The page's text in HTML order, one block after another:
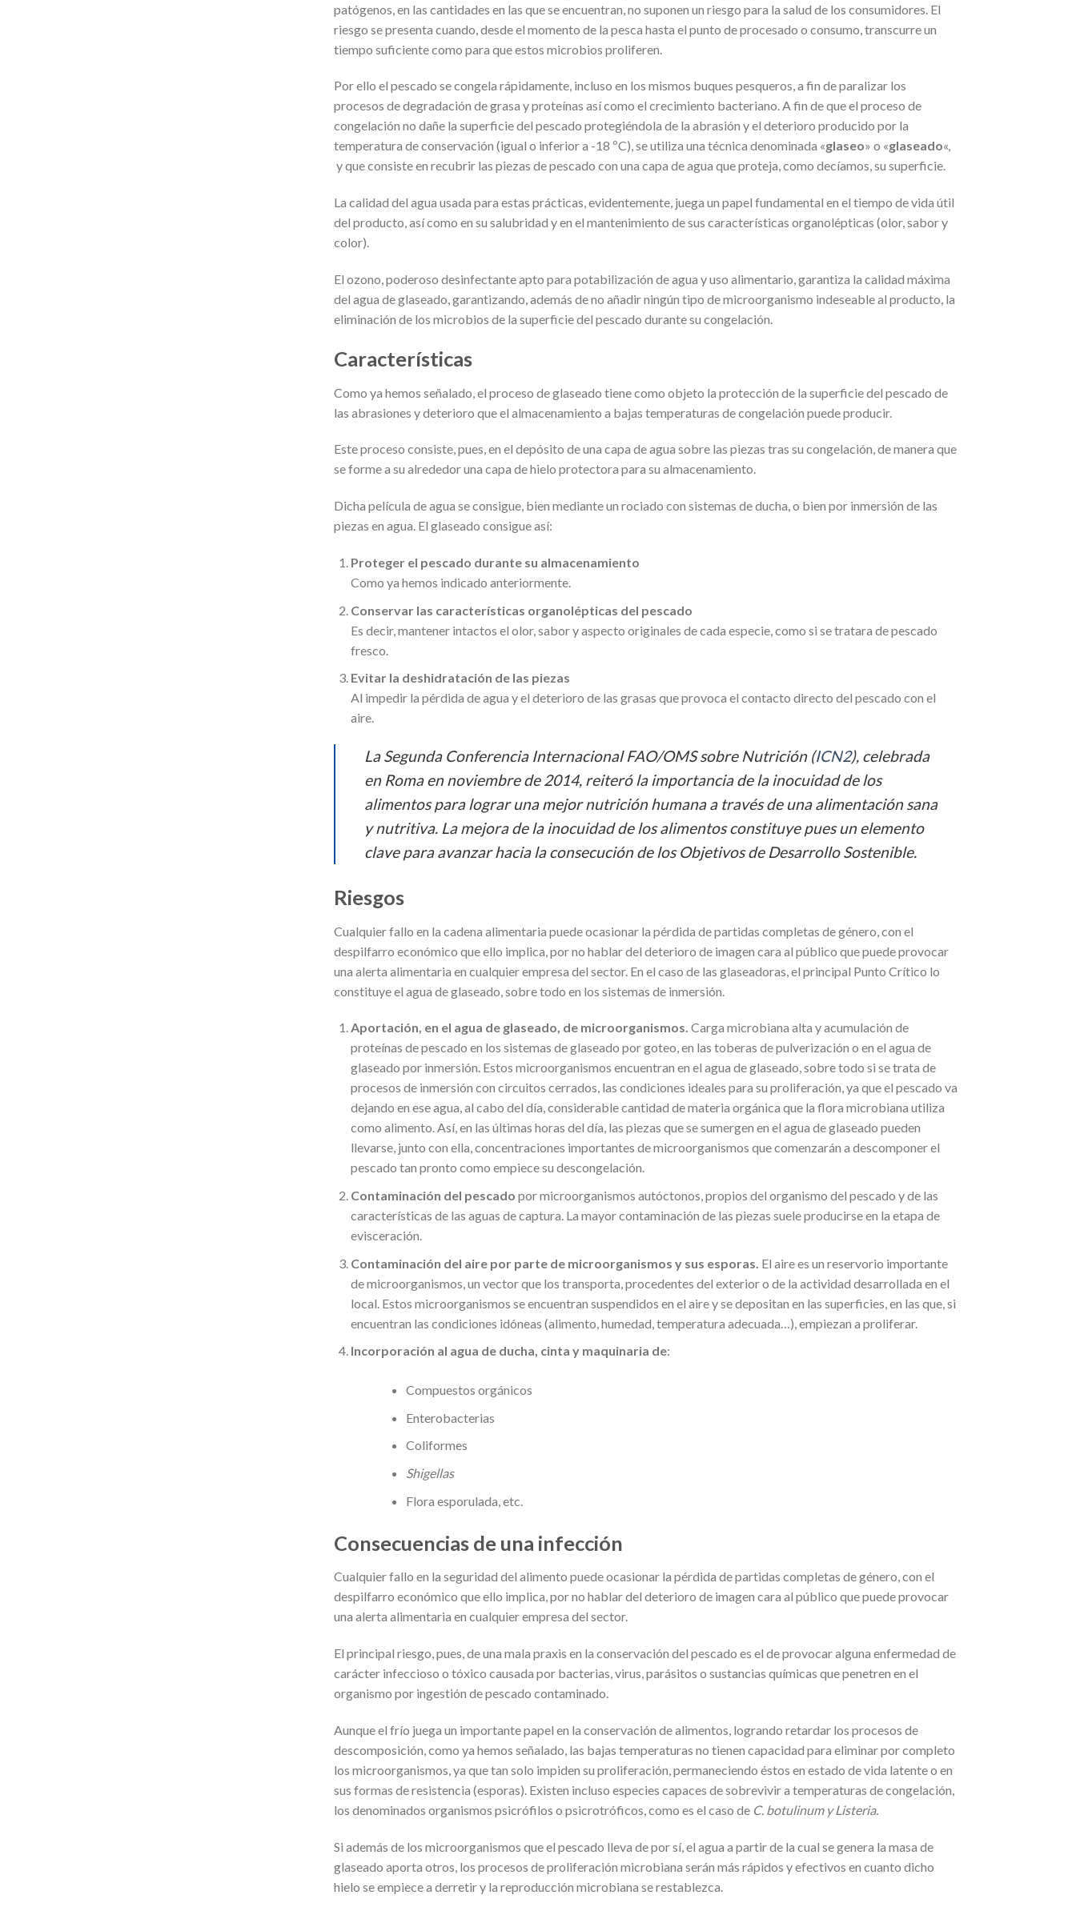
patógenos, en las cantidades en las que se encuentran, no suponen un riesgo para la salud de los consumidores. El
riesgo se presenta cuando, desde el momento de la pesca hasta el punto de procesado o consumo, transcurre un
tiempo suficiente como para que estos microbios proliferen.
Por ello el pescado se congela rápidamente, incluso en los mismos buques pesqueros, a fin de paralizar los
procesos de degradación de grasa y proteínas así como el crecimiento bacteriano. A fin de que el proceso de
congelación no dañe la superficie del pescado protegiéndola de la abrasión y el deterioro producido por la
temperatura de conservación (igual o inferior a -18 ºC), se utiliza una técnica denominada «glaseo» o «glaseado«,
y que consiste en recubrir las piezas de pescado con una capa de agua que proteja, como decíamos, su superficie.
La calidad del agua usada para estas prácticas, evidentemente, juega un papel fundamental en el tiempo de vida útil
del producto, así como en su salubridad y en el mantenimiento de sus características organolépticas (olor, sabor y
color).
El ozono, poderoso desinfectante apto para potabilización de agua y uso alimentario, garantiza la calidad máxima
del agua de glaseado, garantizando, además de no añadir ningún tipo de microorganismo indeseable al producto, la
eliminación de los microbios de la superficie del pescado durante su congelación.
Características
Como ya hemos señalado, el proceso de glaseado tiene como objeto la protección de la superficie del pescado de
las abrasiones y deterioro que el almacenamiento a bajas temperaturas de congelación puede producir.
Este proceso consiste, pues, en el depósito de una capa de agua sobre las piezas tras su congelación, de manera que
se forme a su alrededor una capa de hielo protectora para su almacenamiento.
Dicha película de agua se consigue, bien mediante un rociado con sistemas de ducha, o bien por inmersión de las
piezas en agua. El glaseado consigue así:
Proteger el pescado durante su almacenamiento
Como ya hemos indicado anteriormente.
Conservar las características organolépticas del pescado
Es decir, mantener intactos el olor, sabor y aspecto originales de cada especie, como si se tratara de pescado
fresco.
Evitar la deshidratación de las piezas
Al impedir la pérdida de agua y el deterioro de las grasas que provoca el contacto directo del pescado con el
aire.
La Segunda Conferencia Internacional FAO/OMS sobre Nutrición (ICN2), celebrada
en Roma en noviembre de 2014, reiteró la importancia de la inocuidad de los
alimentos para lograr una mejor nutrición humana a través de una alimentación sana
y nutritiva. La mejora de la inocuidad de los alimentos constituye pues un elemento
clave para avanzar hacia la consecución de los Objetivos de Desarrollo Sostenible.
Riesgos
Cualquier fallo en la cadena alimentaria puede ocasionar la pérdida de partidas completas de género, con el
despilfarro económico que ello implica, por no hablar del deterioro de imagen cara al público que puede provocar
una alerta alimentaria en cualquier empresa del sector. En el caso de las glaseadoras, el principal Punto Crítico lo
constituye el agua de glaseado, sobre todo en los sistemas de inmersión.
Aportación, en el agua de glaseado, de microorganismos. Carga microbiana alta y acumulación de
proteínas de pescado en los sistemas de glaseado por goteo, en las toberas de pulverización o en el agua de
glaseado por inmersión. Estos microorganismos encuentran en el agua de glaseado, sobre todo si se trata de
procesos de inmersión con circuitos cerrados, las condiciones ideales para su proliferación, ya que el pescado va
dejando en ese agua, al cabo del día, considerable cantidad de materia orgánica que la flora microbiana utiliza
como alimento. Así, en las últimas horas del día, las piezas que se sumergen en el agua de glaseado pueden
llevarse, junto con ella, concentraciones importantes de microorganismos que comenzarán a descomponer el
pescado tan pronto como empiece su descongelación.
Contaminación del pescado por microorganismos autóctonos, propios del organismo del pescado y de las
características de las aguas de captura. La mayor contaminación de las piezas suele producirse en la etapa de
evisceración.
Contaminación del aire por parte de microorganismos y sus esporas. El aire es un reservorio importante
de microorganismos, un vector que los transporta, procedentes del exterior o de la actividad desarrollada en el
local. Estos microorganismos se encuentran suspendidos en el aire y se depositan en las superficies, en las que, si
encuentran las condiciones idóneas (alimento, humedad, temperatura adecuada…), empiezan a proliferar.
Incorporación al agua de ducha, cinta y maquinaria de:
Compuestos orgánicos
Enterobacterias
Coliformes
Shigellas
Flora esporulada, etc.
Consecuencias de una infección
Cualquier fallo en la seguridad del alimento puede ocasionar la pérdida de partidas completas de género, con el
despilfarro económico que ello implica, por no hablar del deterioro de imagen cara al público que puede provocar
una alerta alimentaria en cualquier empresa del sector.
El principal riesgo, pues, de una mala praxis en la conservación del pescado es el de provocar alguna enfermedad de
carácter infeccioso o tóxico causada por bacterias, virus, parásitos o sustancias químicas que penetren en el
organismo por ingestión de pescado contaminado.
Aunque el frío juega un importante papel en la conservación de alimentos, logrando retardar los procesos de
descomposición, como ya hemos señalado, las bajas temperaturas no tienen capacidad para eliminar por completo
los microorganismos, ya que tan solo impiden su proliferación, permaneciendo éstos en estado de vida latente o en
sus formas de resistencia (esporas). Existen incluso especies capaces de sobrevivir a temperaturas de congelación,
los denominados organismos psicrófilos o psicrotróficos, como es el caso de C. botulinum y Listeria.
Si además de los microorganismos que el pescado lleva de por sí, el agua a partir de la cual se genera la masa de
glaseado aporta otros, los procesos de proliferación microbiana serán más rápidos y efectivos en cuanto dicho
hielo se empiece a derretir y la reproducción microbiana se restablezca.